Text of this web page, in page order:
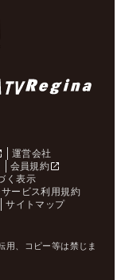
運営会社
会員規約
く表示
ービス利用規約
サイトマップ
用、コピー等は禁じま